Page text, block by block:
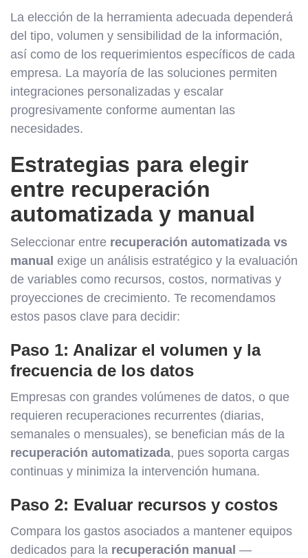
La elección de la herramienta adecuada dependerá
del tipo, volumen y sensibilidad de la información,
así como de los requerimientos específicos de cada
empresa. La mayoría de las soluciones permiten
integraciones personalizadas y escalar
progresivamente conforme aumentan las
necesidades.
Estrategias para elegir
entre recuperación
automatizada y manual
Seleccionar entre recuperación automatizada vs
manual exige un análisis estratégico y la evaluación
de variables como recursos, costos, normativas y
proyecciones de crecimiento. Te recomendamos
estos pasos clave para decidir:
Paso 1: Analizar el volumen y la
frecuencia de los datos
Empresas con grandes volúmenes de datos, o que
requieren recuperaciones recurrentes (diarias,
semanales o mensuales), se benefician más de la
recuperación automatizada, pues soporta cargas
continuas y minimiza la intervención humana.
Paso 2: Evaluar recursos y costos
Compara los gastos asociados a mantener equipos
dedicados para la recuperación manual —